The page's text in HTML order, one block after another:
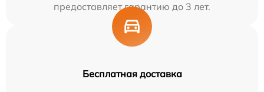
предоставляет гарантию до 3 лет.
Бесплатная доставка